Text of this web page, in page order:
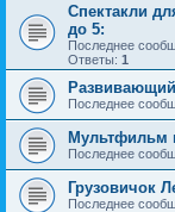
Спектакли
до 5:
Последнее
Ответы: 1
Последнее
Мультфильм
Последнее
Грузовичок
Последнее